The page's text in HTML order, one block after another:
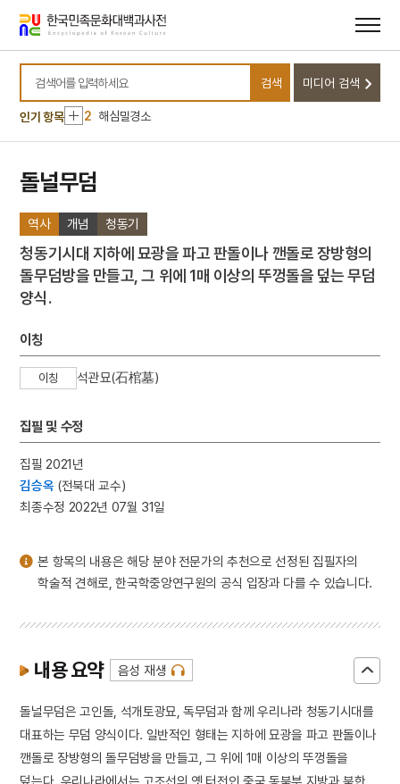
바로가기
바로가기
검색어를 입력하세요
검색 미디어 검색
인기 항목
10 KBS국악대상
1 금강봄맞이
2 해심밀경소
3 모질메산성
4
5
6
천부인
7
형제복지원 사건
8
환웅
1 금강봄맞이
2
해심밀경소
6 천부인
9
5·10 총선거
돌널무덤
역사 개념 청동기
청동기시대 지하에 묘광을 파고 판돌이나 깬돌로 장방형의
돌무덤방을 만들고, 그 위에 1매 이상의 뚜껑돌을 덮는 무덤
양식.
이칭
이칭 석관묘(石棺墓)
집필 및 수정
집필 2021년
김승옥 (전북대 교수)
최종수정 2022년 07월 31일
본 항목의 내용은 해당 분야 전문가의 추천으로 선정된 집필자의
학술적 견해로, 한국학중앙연구원의 공식 입장과 다를 수 있습니다.
내용 요약 음성 재생
돌널무덤은 고인돌, 석개토광묘, 독무덤과 함께 우리나라 청동기시대를
대표하는 무덤 양식이다. 일반적인 형태는 지하에 묘광을 파고 판돌이나
깬돌로 장방형의 돌무덤방을 만들고, 그 위에 1매 이상의 뚜껑돌을
덮는다. 우리나라에서는 고조선의 옛 터전인 중국 동북부 지방과 북한